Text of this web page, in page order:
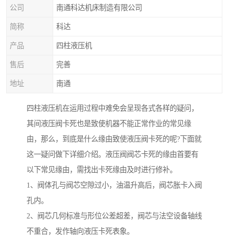
公司 南通科达机床制造有限公司
简称 科达
产品 四柱液压机
售后 完善
地址 南通
四柱液压机在运用过程中难免会呈现各式各样的疑问，
其间液压阀卡死也是致使机器不能正常作业的常见缘
由，那么，到底是什么缘由致使液压阀卡死的呢?下面就
这一疑问做下详细介绍。液压阀阀芯卡死的缘由首要有
以下常见缘由，需找出卡死缘由及时进行修补。
1、阀体孔与阀芯空隙过小，油温升高后，阀芯胀卡入阀
孔内。
2、阀芯几何标准与形位公差超差，阀芯与法空设备轴线
不重合，发作轴向液压卡死表象。